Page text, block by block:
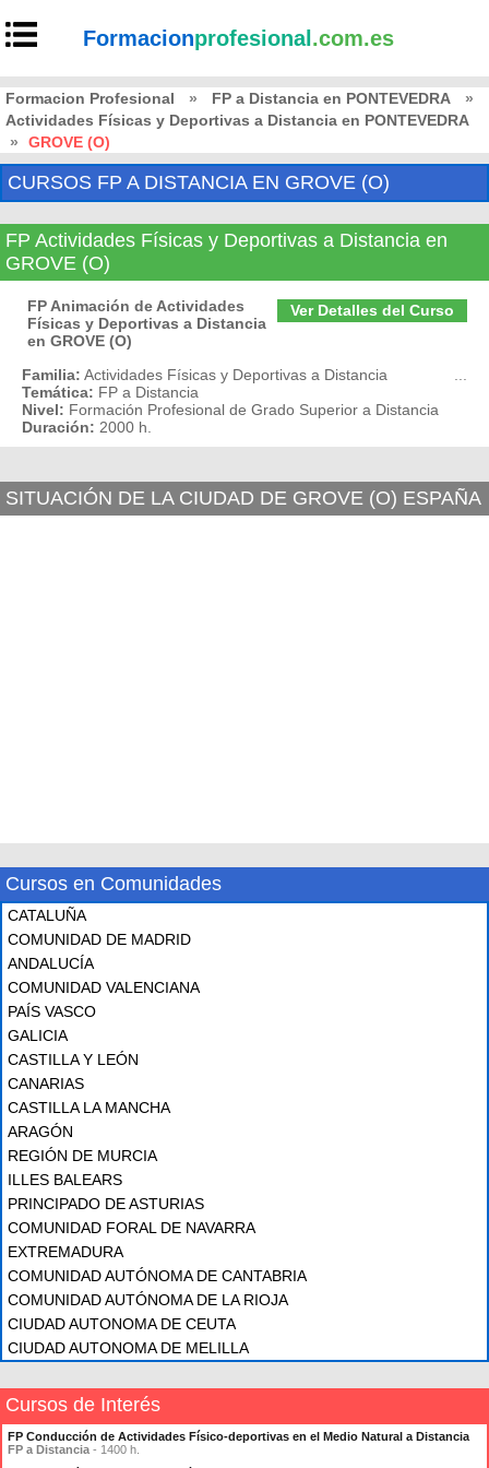
Formacionprofesional .com.es
Formacion Profesional » FP a Distancia en PONTEVEDRA
»
Actividades Físicas y Deportivas a Distancia en PONTEVEDRA
»
GROVE (O)
CURSOS FP A DISTANCIA EN GROVE (O)
FP Actividades Físicas y Deportivas a Distancia en
GROVE (O)
Ver Detalles del Curso
FP Animación de Actividades
Físicas y Deportivas a Distancia
en GROVE (O)
Familia: Actividades Físicas y Deportivas a Distancia
Temática: FP a Distancia
Nivel: Formación Profesional de Grado Superior a Distancia
Duración: 2000 h.
SITUACIÓN DE LA CIUDAD DE GROVE (O) ESPAÑA
Cursos en Comunidades
CATALUÑA
COMUNIDAD DE MADRID
ANDALUCÍA
COMUNIDAD VALENCIANA
PAÍS VASCO
GALICIA
CASTILLA Y LEÓN
CANARIAS
CASTILLA LA MANCHA
ARAGÓN
REGIÓN DE MURCIA
ILLES BALEARS
PRINCIPADO DE ASTURIAS
COMUNIDAD FORAL DE NAVARRA
EXTREMADURA
COMUNIDAD AUTÓNOMA DE CANTABRIA
COMUNIDAD AUTÓNOMA DE LA RIOJA
CIUDAD AUTONOMA DE CEUTA
CIUDAD AUTONOMA DE MELILLA
Cursos de Interés
FP Conducción de Actividades Físico-deportivas en el Medio Natural a Distancia
FP a Distancia - 1400 h.